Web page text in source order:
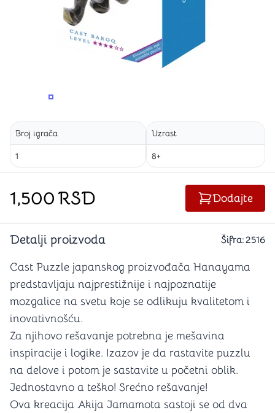
PROMENITE UGAO GLEDANJA
Broj igrača
1
Uzrast
8+
1,500RSD Dodajte
Detalji proizvoda Šifra:2516
Cast Puzzle japanskog proizvođača Hanayama
predstavljaju najprestižnije i najpoznatije
mozgalice na svetu koje se odlikuju kvalitetom i
inovativnošću.
Za njihovo rešavanje potrebna je mešavina
inspiracije i logike. Izazov je da rastavite puzzlu
na delove i potom je sastavite u početni oblik.
Jednostavno a teško! Srećno rešavanje!
Ova kreacija Akija Jamamota sastoji se od dva